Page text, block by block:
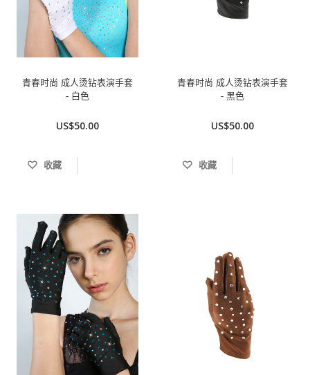
青春时尚 成人烫钻表演手套
- 白色
US$50.00
收藏
青春时尚 成人烫钻表演手套
- 黑色
US$50.00
收藏